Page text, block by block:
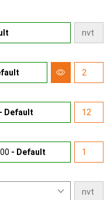
- Default
- Default